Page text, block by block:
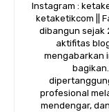
Instagram :
ketaketikcom ||
dibangun sejak
aktifitas
mengabarkan
profesional
mendengar,